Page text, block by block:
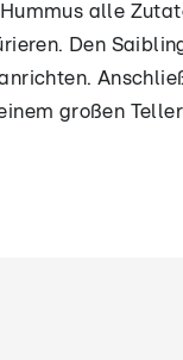
alle
Den
großen